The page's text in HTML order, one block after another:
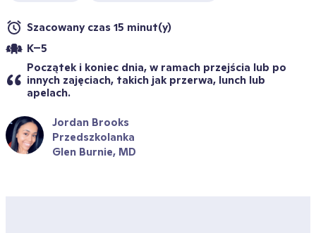
Szacowany czas 15 minut(y)
K–5
Początek i koniec dnia, w ramach przejścia lub po
innych zajęciach, takich jak przerwa, lunch lub
apelach.
Jordan Brooks
Przedszkolanka
Glen Burnie, MD